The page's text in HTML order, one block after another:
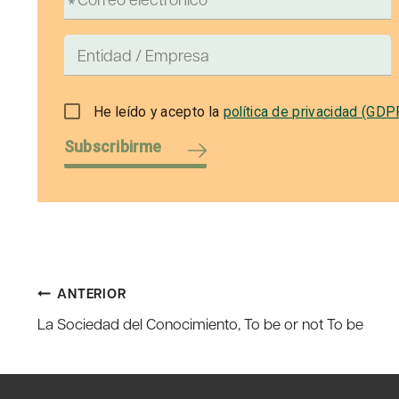
He leído y acepto la política de privacidad
Subscribirme
Navegación
de
ANTERIOR
La Sociedad del Conocimiento, To be or not To be